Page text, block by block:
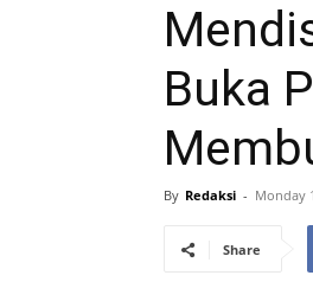
Buka
By Redaksi - Monday
Share